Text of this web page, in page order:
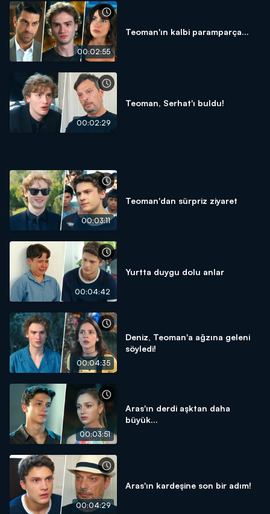
00:02:55
Teoman'ın kalbi paramparça...
00:02:29
Teoman, Serhat'ı buldu!
00:03:11
Teoman'dan sürpriz ziyaret
00:04:42
Yurtta duygu dolu anlar
00:04:35
Deniz, Teoman'a ağzına geleni
söyledi!
00:03:51
Aras'ın derdi aşktan daha
büyük...
00:04:29
Aras'ın kardeşine son bir adım!